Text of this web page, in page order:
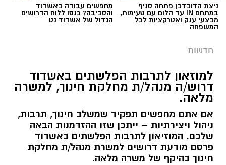
ניצת הדובדבן פתחה סניף
במתחם IN עד הלום עם טעימות,
מבצעי ענק ואטרקציות לכל
המשפחה
מחפשים עבודה באשדוד
והסביבה? כנסו ללוח הדרושים
הגדול של אשדוד נט
חדשות
למוזאון לתרבות הפלשתים באשדוד
דרוש/ה מנהל/ת מחלקת חינוך, למשרה
מלאה.
אם אתם מחפשים תפקיד שמשלב חינוך, תרבות,
ניהול ויצירתיות – ייתכן שזו ההזדמנות הבאה
שלכם. המוזיאון לתרבות הפלשתים באשדוד
פרסם מודעת דרושים למשרת מנהל/ת מחלקת
חינוך בהיקף של משרה מלאה.